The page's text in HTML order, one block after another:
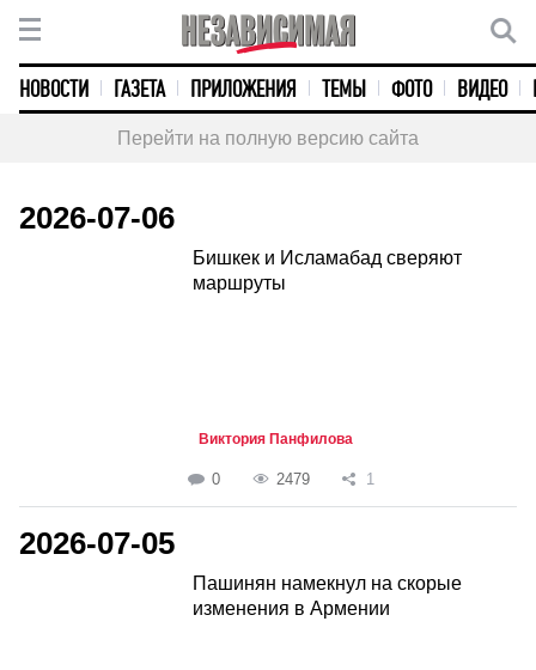
НОВОСТИ ГАЗЕТА ПРИЛОЖЕНИЯ ТЕМЫ ФОТО ВИДЕО
Перейти на полную версию сайта
2026-07-06
Бишкек и Исламабад сверяют
маршруты
Виктория Панфилова
0 2479 1
2026-07-05
Пашинян намекнул на скорые
изменения в Армении